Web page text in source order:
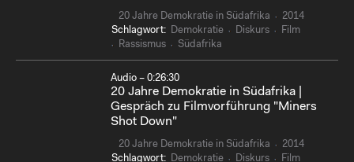
20 Jahre Demokratie in Südafrika
2014
Schlagwort:
Demokratie Diskurs
Film
Rassismus
Südafrika
Audio – 0:26:30
20 Jahre Demokratie in Südafrika |
Gespräch zu Filmvorführung "Miners
Shot Down"
20 Jahre Demokratie in Südafrika
2014
Schlagwort:
Demokratie Diskurs Film